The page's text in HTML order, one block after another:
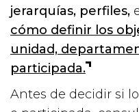
jerarquías, perfiles,
cómo definir los
unidad,
participada.
Antes de decidir si